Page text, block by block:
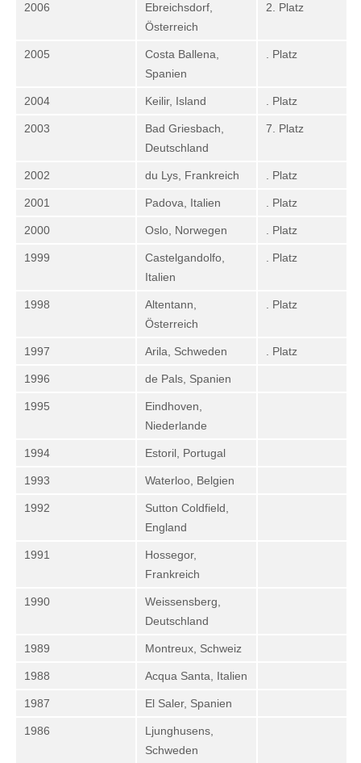
2006
Ebreichsdorf,
Österreich
2. Platz
2005
Costa Ballena,
Spanien
. Platz
2004 Keilir, Island . Platz
2003
Bad Griesbach,
Deutschland
7. Platz
2002 du Lys, Frankreich . Platz
2001 Padova, Italien . Platz
2000 Oslo, Norwegen . Platz
1999
Castelgandolfo,
Italien
. Platz
1998
Altentann,
Österreich
. Platz
1997 Arila, Schweden . Platz
1996 de Pals, Spanien
1995
Eindhoven,
Niederlande
1994 Estoril, Portugal
1993 Waterloo, Belgien
1992
Sutton Coldfield,
England
1991
Hossegor,
Frankreich
1990
Weissensberg,
Deutschland
1989 Montreux, Schweiz
1988 Acqua Santa, Italien
1987 El Saler, Spanien
1986
Ljunghusens,
Schweden